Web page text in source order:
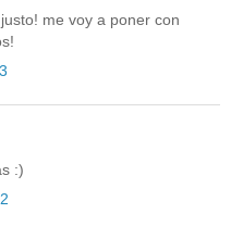
me voy a poner con
:)